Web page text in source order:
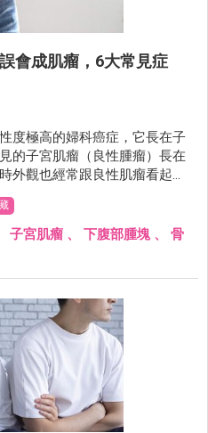
會成肌瘤，6大常見症
度極高的婦科癌症，它長在子
的子宮肌瘤（良性腫瘤）長在
外觀也經常跟良性肌瘤看起來
是「普通的肌瘤」。
子宮肌瘤 、 下腹部腫塊、 骨